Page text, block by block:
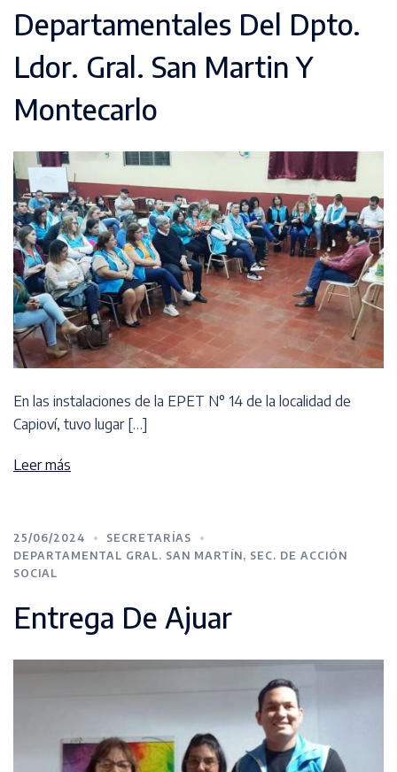
Departamentales Del Dpto.
Ldor. Gral. San Martin Y
Montecarlo
En las instalaciones de la EPET N° 14 de la localidad de
Capioví, tuvo lugar […]
Leer más
25/06/2024
SECRETARÍAS
DEPARTAMENTAL GRAL. SAN MARTÍN, SEC. DE ACCIÓN
SOCIAL
Entrega De Ajuar